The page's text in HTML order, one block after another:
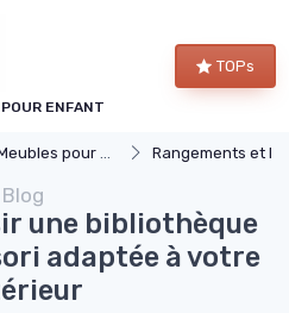
ENFANT
TOPs
pour Enfants Rangements et
Blog
une bibliothèque
adaptée à votre